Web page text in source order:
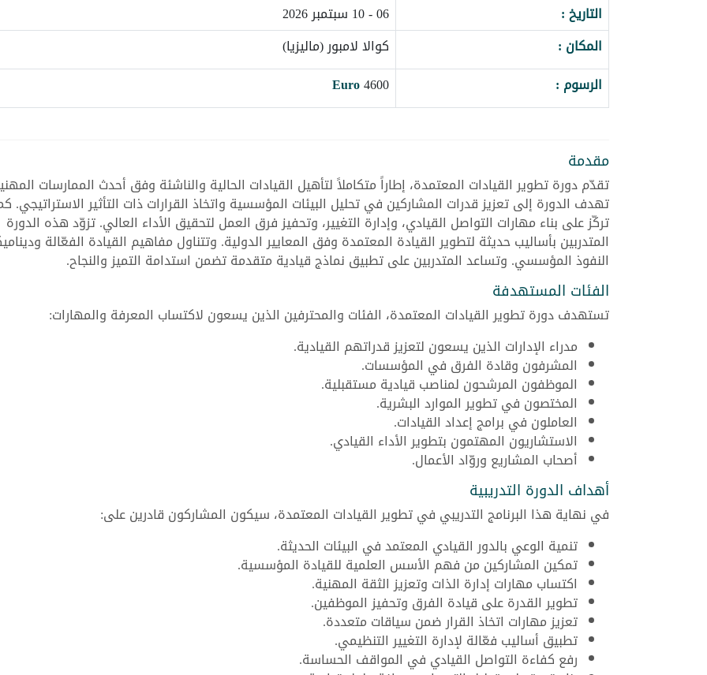
التاريخ :
06 - 10 سبتمبر 2026
المكان :
كوالا لامبور (ماليزيا)
الرسوم :
4600
Euro
مقدمة
تقدّم دورة تطوير القيادات المعتمدة، إطاراً متكاملاً لتأهيل القيادات الحالية والناشئة وفق أحدث الممارسات
تهدف الدورة إلى تعزيز قدرات المشاركين في تحليل البيئات المؤسسية واتخاذ القرارات ذات التأثير الاستراتيجي.
تركّز على بناء مهارات التواصل القيادي، وإدارة التغيير، وتحفيز فرق العمل لتحقيق الأداء العالي. تزوّد هذه الدورة
المتدربين بأساليب حديثة لتطوير القيادة المعتمدة وفق المعايير الدولية. وتتناول مفاهيم القيادة الفعّالة
النفوذ المؤسسي. وتساعد المتدربين على تطبيق نماذج قيادية متقدمة تضمن استدامة التميز والنجاح.
الفئات المستهدفة
تستهدف دورة تطوير القيادات المعتمدة، الفئات والمحترفين الذين يسعون لاكتساب المعرفة والمهارات:
مدراء الإدارات الذين يسعون لتعزيز قدراتهم القيادية.
المشرفون وقادة الفرق في المؤسسات.
الموظفون المرشحون لمناصب قيادية مستقبلية.
المختصون في تطوير الموارد البشرية.
العاملون في برامج إعداد القيادات.
الاستشاريون المهتمون بتطوير الأداء القيادي.
أصحاب المشاريع وروّاد الأعمال.
أهداف الدورة التدريبية
في نهاية هذا البرنامج التدريبي في تطوير القيادات المعتمدة، سيكون المشاركون قادرين على:
تنمية الوعي بالدور القيادي المعتمد في البيئات الحديثة.
تمكين المشاركين من فهم الأسس العلمية للقيادة المؤسسية.
اكتساب مهارات إدارة الذات وتعزيز الثقة المهنية.
تطوير القدرة على قيادة الفرق وتحفيز الموظفين.
تعزيز مهارات اتخاذ القرار ضمن سياقات متعددة.
تطبيق أساليب فعّالة لإدارة التغيير التنظيمي.
رفع كفاءة التواصل القيادي في المواقف الحساسة.